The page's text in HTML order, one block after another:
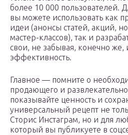
более 10 000 пользователей.
вы можете использовать как
идеи (анонсы статей, акций,
мастер-классов), так и
свои, не забывая, конечно же,
эффективность.
Главное — помните о
продающего и
показывайте ценность и
универсальный рецепт не
Сторис Инстаграм, но и для
который вы публикуете в